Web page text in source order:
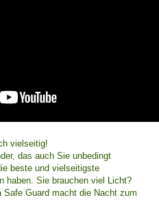
vielseitig!
das auch Sie unbedingt
beste und vielseitigste
haben. Sie brauchen viel Licht?
Guard macht die Nacht zum